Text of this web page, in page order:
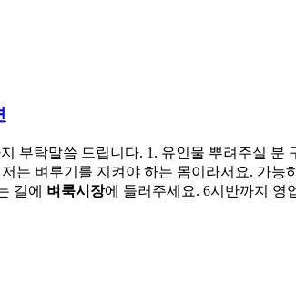
부탁말씀 드립니다. 1. 유인물 뿌려주실 분
는 벼루기를 지켜야 하는 몸이라서요. 가
길에 벼룩시장에 들러주세요. 6시반까지